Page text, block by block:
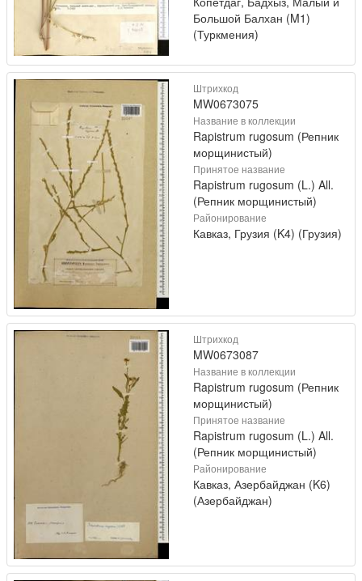
Большой Балхан (M1)
(Туркмения)
Штрихкод
MW0673075
Название в коллекции
Rapistrum rugosum (Репник
морщинистый)
Принятое название
Rapistrum rugosum (L.) All.
(Репник морщинистый)
Районирование
Кавказ, Грузия (K4) (Грузия)
Штрихкод
MW0673087
Название в коллекции
Rapistrum rugosum (Репник
морщинистый)
Принятое название
Rapistrum rugosum (L.) All.
(Репник морщинистый)
Районирование
Кавказ, Азербайджан (K6)
(Азербайджан)